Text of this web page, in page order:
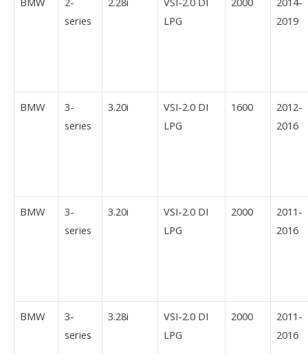
series
LPG
2019
BMW
3-
series
3.20i
VSI-2.0 DI
LPG
1600
2012-
2016
BMW
3-
series
3.20i
VSI-2.0 DI
LPG
2000
2011-
2016
BMW
3-
series
3.28i
VSI-2.0 DI
LPG
2000
2011-
2016